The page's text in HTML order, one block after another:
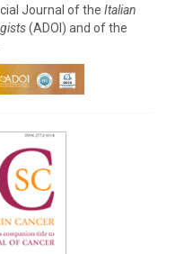
Journal of the Italian
(ADOI) and of the